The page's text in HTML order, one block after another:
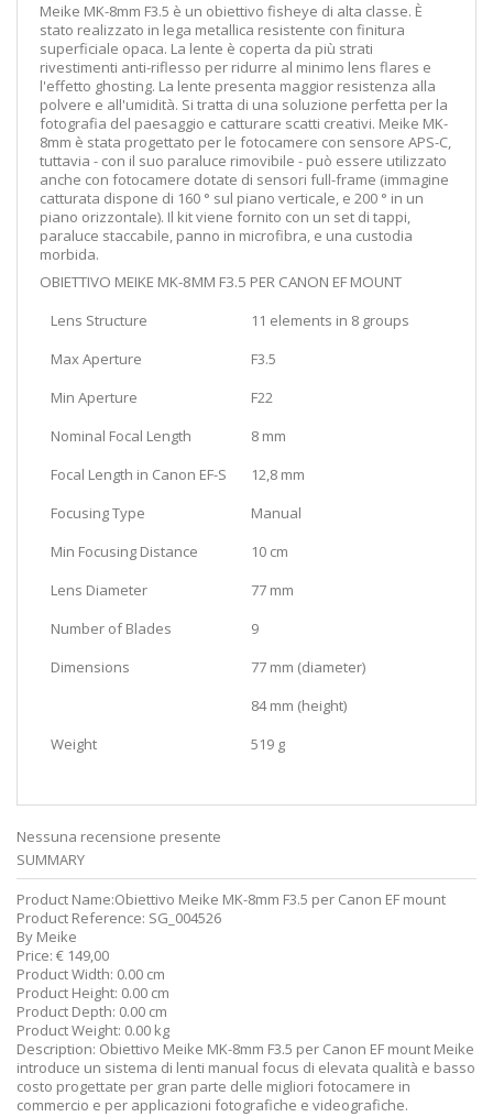
Meike MK-8mm F3.5 è un obiettivo fisheye di alta classe. È
stato realizzato in lega metallica resistente con finitura
superficiale opaca. La lente è coperta da più strati
rivestimenti anti-riflesso per ridurre al minimo lens flares e
l'effetto ghosting. La lente presenta maggior resistenza alla
polvere e all'umidità. Si tratta di una soluzione perfetta per la
fotografia del paesaggio e catturare scatti creativi. Meike MK-
8mm è stata progettato per le fotocamere con sensore APS-C,
tuttavia - con il suo paraluce rimovibile - può essere utilizzato
anche con fotocamere dotate di sensori full-frame (immagine
catturata dispone di 160 ° sul piano verticale, e 200 ° in un
piano orizzontale). Il kit viene fornito con un set di tappi,
paraluce staccabile, panno in microfibra, e una custodia
morbida.
OBIETTIVO MEIKE MK-8MM F3.5 PER CANON EF MOUNT
Lens Structure
11 elements in 8 groups
Max Aperture
F3.5
Min Aperture
F22
Nominal Focal Length
8 mm
Focal Length in Canon EF-S
12,8 mm
Focusing Type
Manual
Min Focusing Distance
10 cm
Lens Diameter
77 mm
Number of Blades
9
Dimensions
77 mm (diameter)
84 mm (height)
Weight
519 g
Nessuna recensione presente
SUMMARY
Product Name:Obiettivo Meike MK-8mm F3.5 per Canon EF mount
Product Reference: SG_004526
By Meike
Price: € 149,00
Product Width: 0.00 cm
Product Height: 0.00 cm
Product Depth: 0.00 cm
Product Weight: 0.00 kg
Description: Obiettivo Meike MK-8mm F3.5 per Canon EF mount Meike
introduce un sistema di lenti manual focus di elevata qualità e basso
costo progettate per gran parte delle migliori fotocamere in
commercio e per applicazioni fotografiche e videografiche.